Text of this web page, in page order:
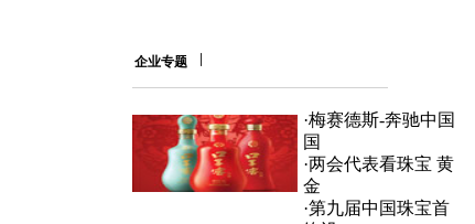
企业专题
·梅赛德斯-奔驰中国
国
·两会代表看珠宝 黄
金
·第九届中国珠宝首